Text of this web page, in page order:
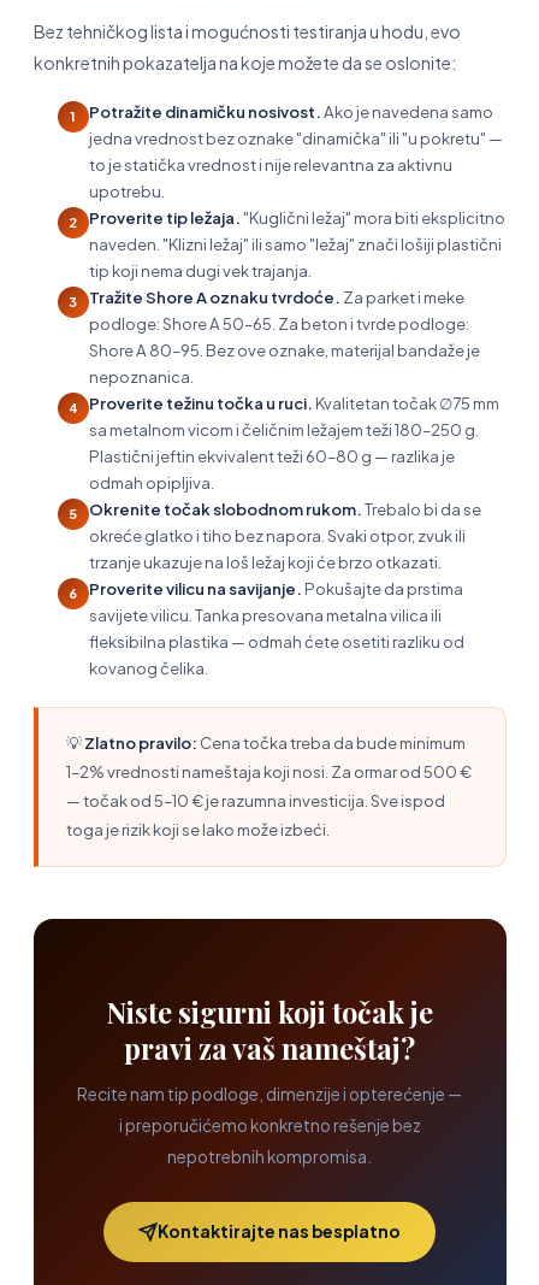
Bez tehničkog lista i mogućnosti testiranja u hodu, evo
konkretnih pokazatelja na koje možete da se oslonite:
1 Potražite dinamičku nosivost.Ako je navedena samo
jedna vrednost bez oznake "dinamička" ili "u pokretu" —
to je statička vrednost i nije relevantna za aktivnu
upotrebu.
2 Proverite tip ležaja. "Kuglični ležaj" mora biti eksplicitno
naveden. "Klizni ležaj" ili samo "ležaj" znači lošiji plastični
tip koji nema dugi vek trajanja.
3 Tražite Shore A oznaku tvrdoće. Za parket i meke
podloge: Shore A 50–65. Za beton i tvrde podloge:
Shore A 80–95. Bez ove oznake, materijal bandaže je
nepoznanica.
4 Proverite težinu točka u ruci. Kvalitetan točak ∅75 mm
sa metalnom vicom i čeličnim ležajem teži 180–250 g.
Plastični jeftin ekvivalent teži 60–80 g — razlika je
odmah opipljiva.
5 Okrenite točak slobodnom rukom.Trebalo bi da se
okreće glatko i tiho bez napora. Svaki otpor, zvuk ili
trzanje ukazuje na loš ležaj koji će brzo otkazati.
6 Proverite vilicu na savijanje. Pokušajte da prstima
savijete vilicu. Tanka presovana metalna vilica ili
fleksibilna plastika — odmah ćete osetiti razliku od
kovanog čelika.
💡Zlatno pravilo: Cena točka treba da bude minimum
1–2% vrednosti nameštaja koji nosi. Za ormar od 500 €
— točak od 5–10 € je razumna investicija. Sve ispod
toga je rizik koji se lako može izbeći.
Niste sigurni koji točak je
pravi za vaš nameštaj?
Recite nam tip podloge, dimenzije i opterećenje —
i preporučićemo konkretno rešenje bez
nepotrebnih kompromisa.
Kontaktirajte nas besplatno